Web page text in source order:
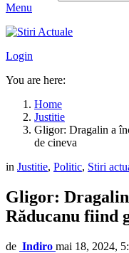
Menu
Login
You are here:
Home
Justitie
Gligor: Dragalin a
de cineva
in Justitie, Politic, Stiri
Gligor:
Răducanu fiind
de Indiro mai 18, 2024,